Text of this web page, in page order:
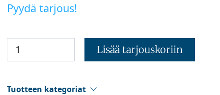
Pyydä tarjous!
Lisää tarjouskoriin
Tuotteen kategoriat